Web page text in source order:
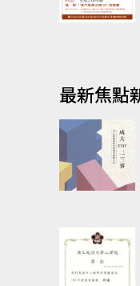
最新焦點